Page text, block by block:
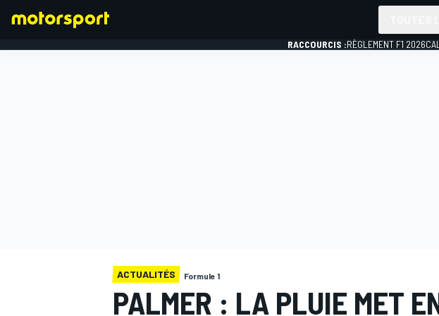
RACCOURCIS :RÈGLEMENT F1 2026
ACTUALITÉS Formule 1
PALMER : LA PLUIE MET